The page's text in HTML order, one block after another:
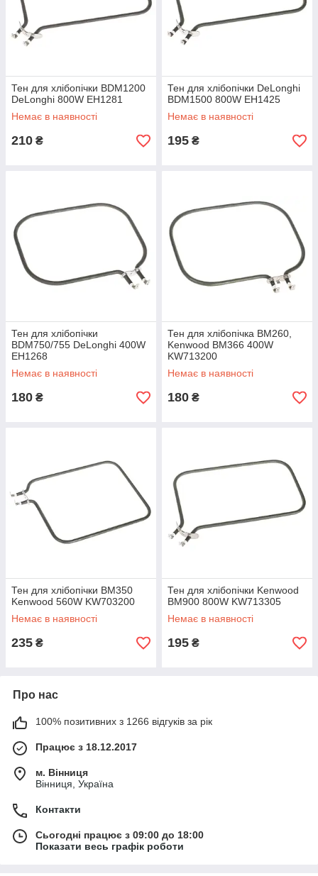
Тен для хлібопічки BDM1200
DeLonghi 800W EH1281
Немає в наявності
210 ₴
Тен для хлібопічки DeLonghi
BDM1500 800W EH1425
Немає в наявності
195 ₴
Тен для хлібопічки
BDM750/755 DeLonghi 400W
EH1268
Немає в наявності
180 ₴
Тен для хлібопічка BM260,
Kenwood BM366 400W
KW713200
Немає в наявності
180 ₴
Тен для хлібопічки BM350
Kenwood 560W KW703200
Немає в наявності
235 ₴
Тен для хлібопічки Kenwood
BM900 800W KW713305
Немає в наявності
195 ₴
Про нас
100% позитивних з 1266 відгуків за рік
Працює з 18.12.2017
м. Вінниця
Вінниця, Україна
Контакти
Сьогодні працює з 09:00 до 18:00
Показати весь графік роботи